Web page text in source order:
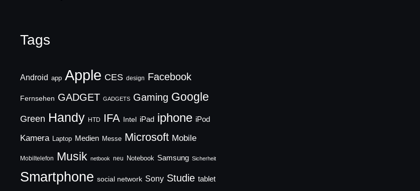
Tags
Android app Apple CES design Facebook
Fernsehen GADGET GADGETS Gaming Google
Green Handy HTD IFA Intel iPad iphone iPod
Kamera Laptop Medien Messe Microsoft Mobile
Mobiltelefon Musik netbook neu Notebook Samsung Sicherheit
Smartphone social network Sony Studie tablet